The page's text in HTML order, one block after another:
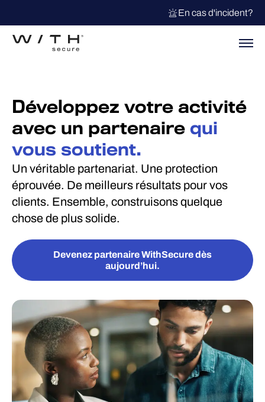
En cas d'incident?
Développez votre activité
avec un partenaire qui
vous soutient.
Un véritable partenariat. Une protection
éprouvée. De meilleurs résultats pour vos
clients. Ensemble, construisons quelque
chose de plus solide.
Devenez partenaire WithSecure dès
aujourd’hui.